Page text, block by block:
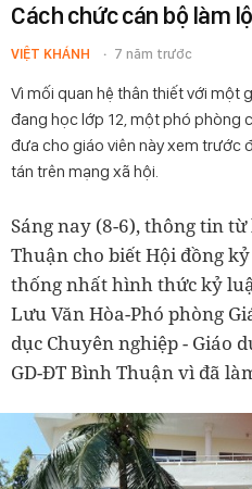
Cách chức cán bộ làm
VIỆT KHÁNH 7 năm trước
Vì mối quan hệ thân thiết với một
đang học lớp 12, một phó phòng
đưa cho giáo viên này xem trước
tán trên mạng xã hội.
Sáng nay (8-6), thông tin
Thuận cho biết Hội đồng
thống nhất hình thức kỷ
Lưu Văn Hòa-Phó phòng
dục Chuyên nghiệp - Giáo
GD-ĐT Bình Thuận vì đã